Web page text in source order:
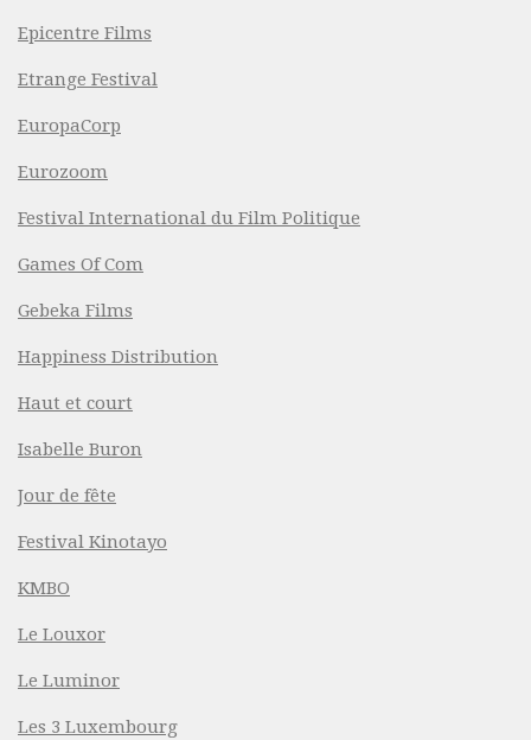
Epicentre Films
Etrange Festival
EuropaCorp
Eurozoom
Festival International du Film Politique
Games Of Com
Gebeka Films
Happiness Distribution
Haut et court
Isabelle Buron
Jour de fête
Festival Kinotayo
KMBO
Le Louxor
Le Luminor
Les 3 Luxembourg